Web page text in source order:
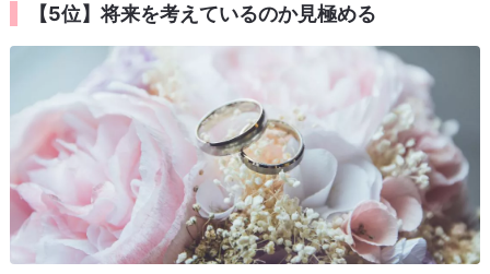
【5位】将来を考えているのか見極める